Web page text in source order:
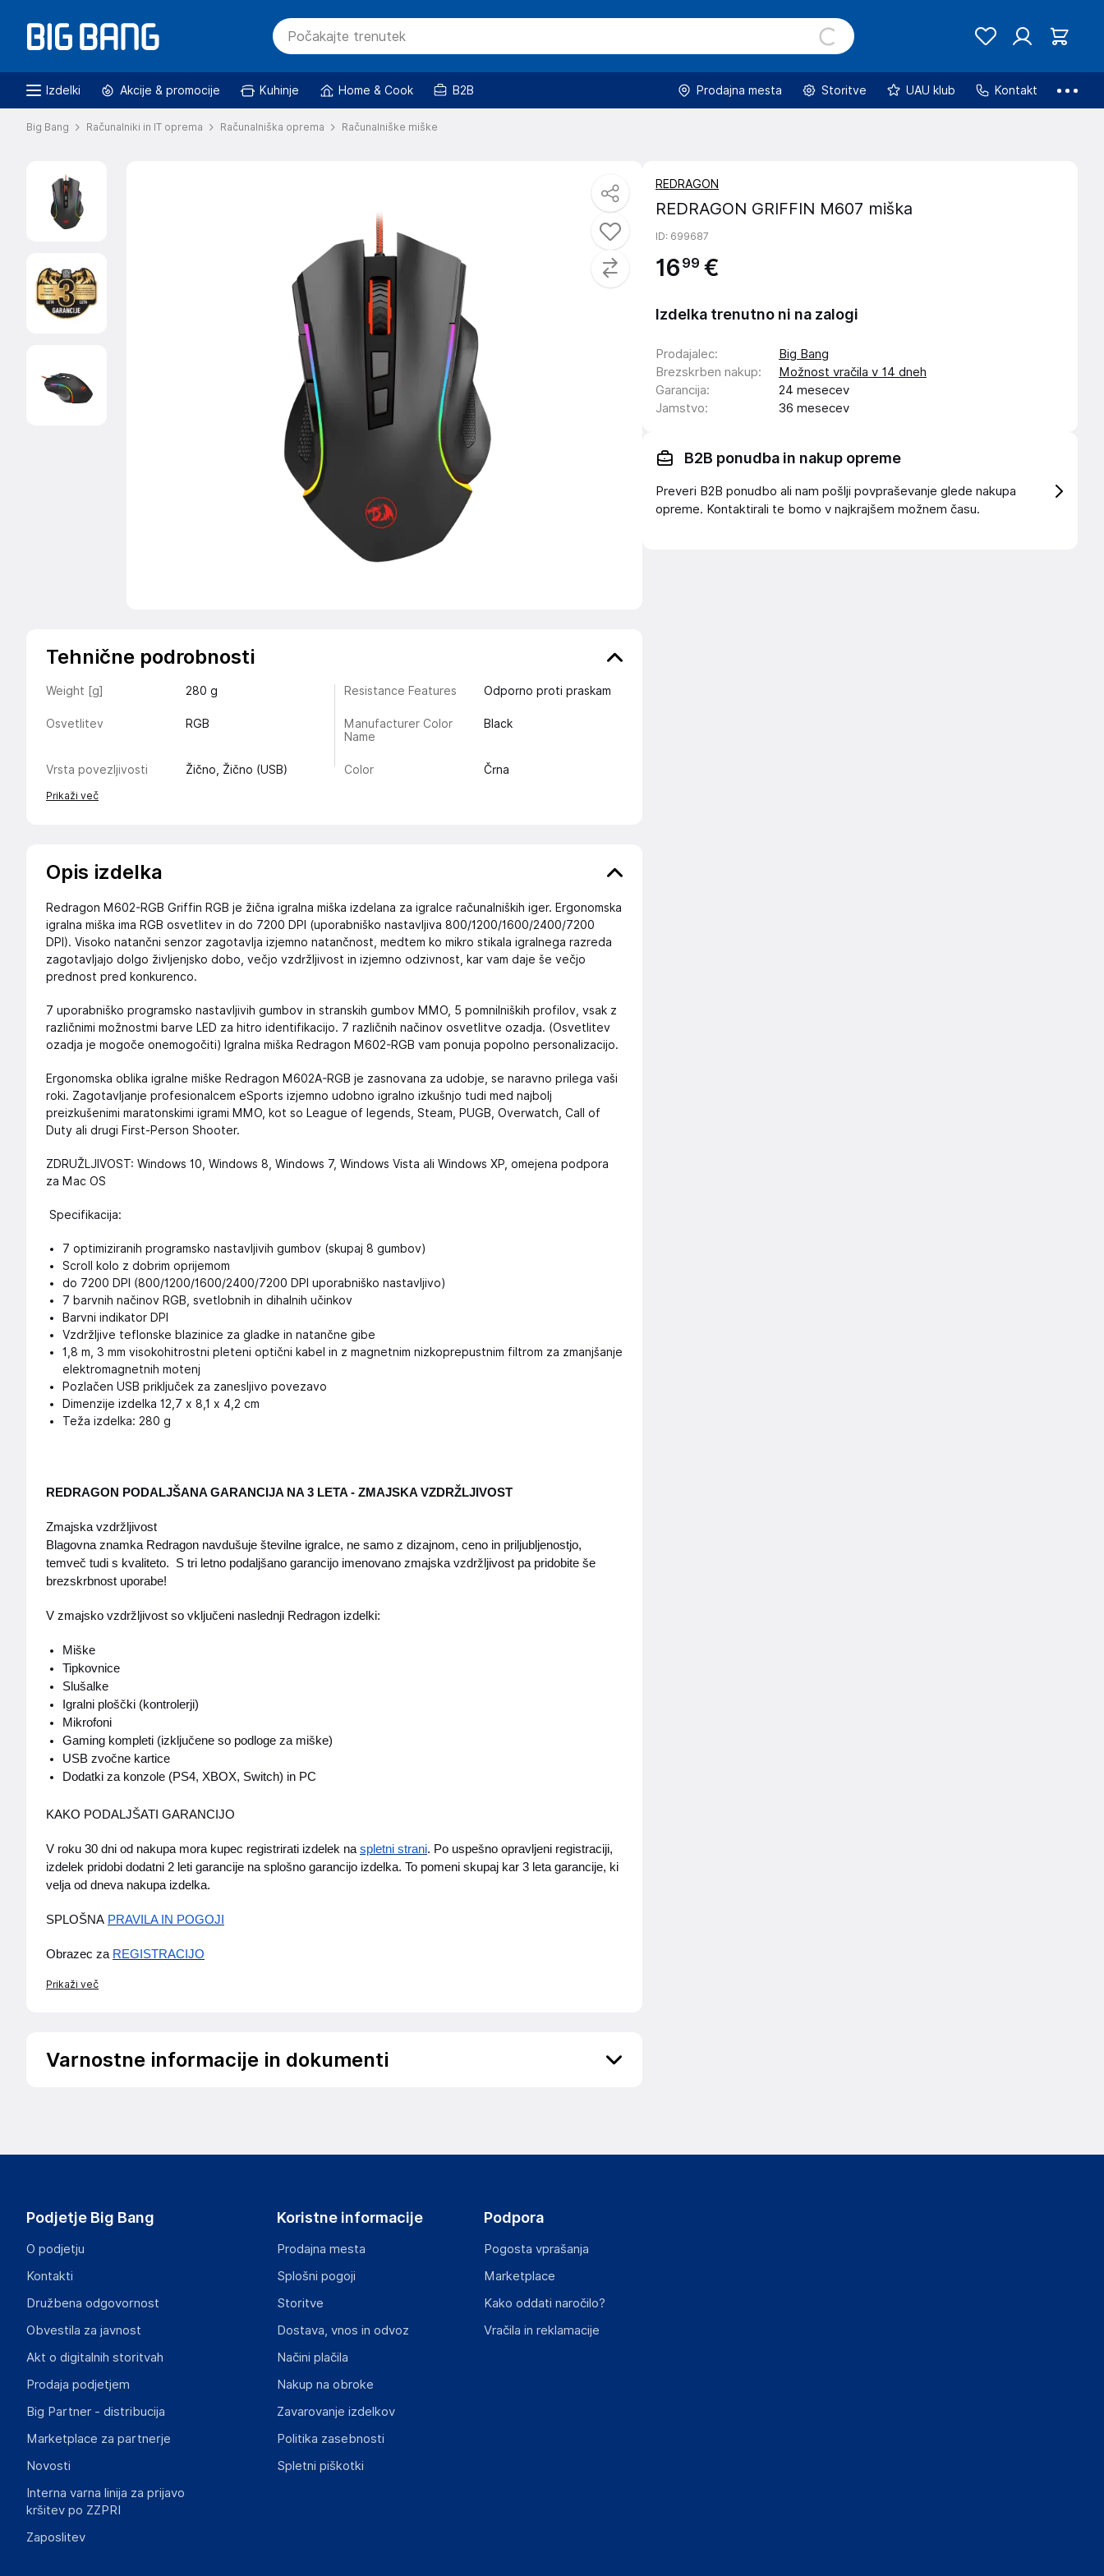
Izdelki Akcije & promocije Kuhinje Home & Cook B2B Prodajna mesta Storitve UAU klub Kontakt
Big Bang Računalniki in IT oprema Računalniška oprema Računalniške miške
Tehnične podrobnosti
Weight [g] 280 g Resistance Features Odporno proti praskam
Osvetlitev RGB
Manufacturer Color
Name
Black
Vrsta povezljivosti Žično, Žično (USB) Color Črna
Prikaži več
Opis izdelka
Redragon M602-RGB Griffin RGB je žična igralna miška izdelana za igralce računalniških iger. Ergonomska
igralna miška ima RGB osvetlitev in do 7200 DPI (uporabniško nastavljiva 800/1200/1600/2400/7200
DPI). Visoko natančni senzor zagotavlja izjemno natančnost, medtem ko mikro stikala igralnega razreda
zagotavljajo dolgo življenjsko dobo, večjo vzdržljivost in izjemno odzivnost, kar vam daje še večjo
prednost pred konkurenco.
7 uporabniško programsko nastavljivih gumbov in stranskih gumbov MMO, 5 pomnilniških profilov, vsak z
različnimi možnostmi barve LED za hitro identifikacijo. 7 različnih načinov osvetlitve ozadja. (Osvetlitev
ozadja je mogoče onemogočiti) Igralna miška Redragon M602-RGB vam ponuja popolno personalizacijo.
Ergonomska oblika igralne miške Redragon M602A-RGB je zasnovana za udobje, se naravno prilega vaši
roki. Zagotavljanje profesionalcem eSports izjemno udobno igralno izkušnjo tudi med najbolj
preizkušenimi maratonskimi igrami MMO, kot so League of legends, Steam, PUGB, Overwatch, Call of
Duty ali drugi First-Person Shooter.
ZDRUŽLJIVOST: Windows 10, Windows 8, Windows 7, Windows Vista ali Windows XP, omejena podpora
za Mac OS
Specifikacija:
7 optimiziranih programsko nastavljivih gumbov (skupaj 8 gumbov)
Scroll kolo z dobrim oprijemom
do 7200 DPI (800/1200/1600/2400/7200 DPI uporabniško nastavljivo)
7 barvnih načinov RGB, svetlobnih in dihalnih učinkov
Barvni indikator DPI
Vzdržljive teflonske blazinice za gladke in natančne gibe
1,8 m, 3 mm visokohitrostni pleteni optični kabel in z magnetnim nizkoprepustnim filtrom za zmanjšanje
elektromagnetnih motenj
Pozlačen USB priključek za zanesljivo povezavo
Dimenzije izdelka 12,7 x 8,1 x 4,2 cm
Teža izdelka: 280 g
REDRAGON PODALJŠANA GARANCIJA NA 3 LETA - ZMAJSKA VZDRŽLJIVOST
Zmajska vzdržljivost
Blagovna znamka Redragon navdušuje številne igralce, ne samo z dizajnom, ceno in priljubljenostjo,
temveč tudi s kvaliteto. S tri letno podaljšano garancijo imenovano zmajska vzdržljivost pa pridobite še
brezskrbnost uporabe!
V zmajsko vzdržljivost so vključeni naslednji Redragon izdelki:
Miške
Tipkovnice
Slušalke
Igralni ploščki (kontrolerji)
Mikrofoni
Gaming kompleti (izključene so podloge za miške)
USB zvočne kartice
Dodatki za konzole (PS4, XBOX, Switch) in PC
KAKO PODALJŠATI GARANCIJO
V roku 30 dni od nakupa mora kupec registrirati izdelek na spletni strani. Po uspešno opravljeni registraciji,
izdelek pridobi dodatni 2 leti garancije na splošno garancijo izdelka. To pomeni skupaj kar 3 leta garancije, ki
velja od dneva nakupa izdelka.
SPLOŠNA PRAVILA IN POGOJI
Obrazec za REGISTRACIJO
Prikaži več
Varnostne informacije in dokumenti
support@redragonshop.com
Gospodarski subjekt s sedežem v EU, ki zagotavlja skladnost izdelka z zahtevanimi predpisi.
Limbuška cesta 2, 2341 Limbuš
Slovenia
REDRAGON
REDRAGON GRIFFIN M607 miška
ID: 699687
16 99 €
Izdelka trenutno ni na zalogi
Prodajalec:
Big Bang
Brezskrben nakup:
Možnost vračila v 14 dneh
Garancija:
24 mesecev
Jamstvo: 36 mesecev
B2B ponudba in nakup opreme
Preveri B2B ponudbo ali nam pošlji povpraševanje glede nakupa
opreme. Kontaktirali te bomo v najkrajšem možnem času.
Podjetje Big Bang
O podjetju
Kontakti
Družbena odgovornost
Obvestila za javnost
Akt o digitalnih storitvah
Prodaja podjetjem
Big Partner - distribucija
Marketplace za partnerje
Novosti
Interna varna linija za prijavo
kršitev po ZZPRI
Zaposlitev
Koristne informacije
Prodajna mesta
Splošni pogoji
Storitve
Dostava, vnos in odvoz
Načini plačila
Nakup na obroke
Zavarovanje izdelkov
Politika zasebnosti
Spletni piškotki
Podpora
Pogosta vprašanja
Marketplace
Kako oddati naročilo?
Vračila in reklamacije